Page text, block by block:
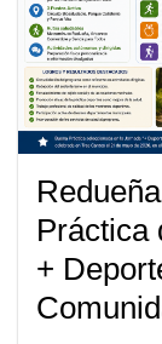
Práctica
+